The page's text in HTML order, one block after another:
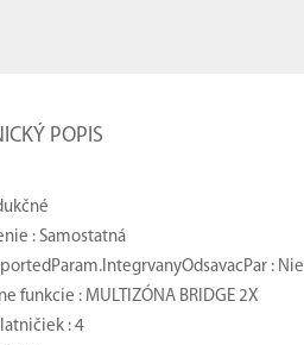
POPIS
: Samostatná
: Nie
funkcie : MULTIZÓNA BRIDGE 2X
: 4